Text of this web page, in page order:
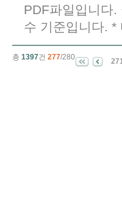
PDF파일입니다
수 기준입니다. *
총 1397건 277/280